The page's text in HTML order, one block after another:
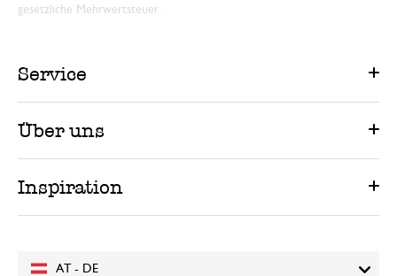
AT - DE
gesetzliche Mehrwertsteuer.
Service
Über uns
Inspiration